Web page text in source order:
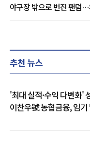
야구장 밖으로 번진 팬덤
추천 뉴스
'최대 실적·수익 다변화'
이찬우號 농협금융, 임